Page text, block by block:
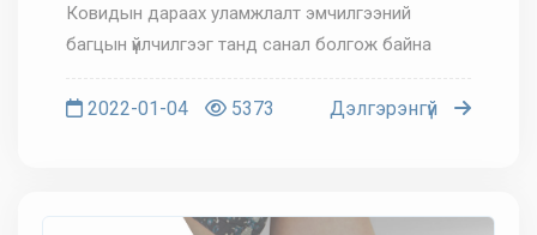
танд санал болгож байна
Ковидын дараах уламжлалт эмчилгээний
багцын үйлчилгээг танд санал болгож байна
2022-01-04 5373 Дэлгэрэнгүй